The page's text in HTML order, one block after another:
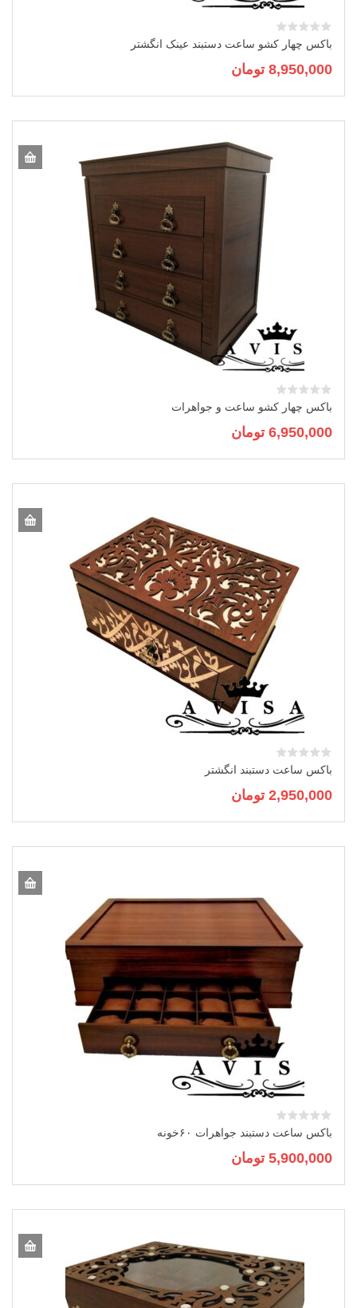
باکس چهار کشو ساعت دستبند عینک انگشتر
8,950,000 تومان
باکس چهار کشو ساعت و جواهرات
6,950,000 تومان
باکس ساعت دستبند انگشتر
2,950,000 تومان
باکس ساعت دستبند جواهرات ۶۰خونه
5,900,000 تومان